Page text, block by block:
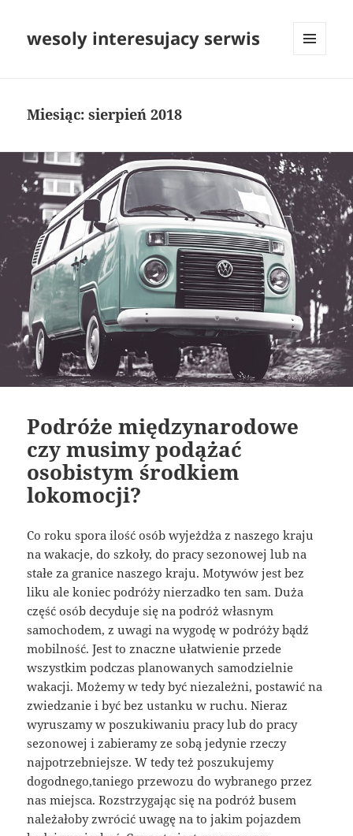
wesoly interesujacy serwis
Miesiąc:sierpień 2018
Podróże międzynarodowe
czy musimy podążać
osobistym środkiem
lokomocji?
Co roku spora ilość osób wyjeżdża z naszego kraju
na wakacje, do szkoły, do pracy sezonowej lub na
stałe za granice naszego kraju. Motywów jest bez
liku ale koniec podróży nierzadko ten sam. Duża
część osób decyduje się na podróż własnym
samochodem, z uwagi na wygodę w podróży bądź
mobilność. Jest to znaczne ułatwienie przede
wszystkim podczas planowanych samodzielnie
wakacji. Możemy w tedy być niezależni, postawić na
zwiedzanie i być bez ustanku w ruchu. Nieraz
wyruszamy w poszukiwaniu pracy lub do pracy
sezonowej i zabieramy ze sobą jedynie rzeczy
najpotrzebniejsze. W tedy też poszukujemy
dogodnego,taniego przewozu do wybranego przez
nas miejsca. Rozstrzygając się na podróż busem
należałoby zwrócić uwagę na to jakim pojazdem